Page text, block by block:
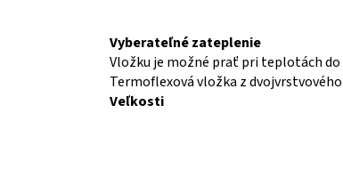
Vyberateľné zateplenie
Vložku je možné prať pri teplotách do
Termoflexová vložka z
Veľkosti